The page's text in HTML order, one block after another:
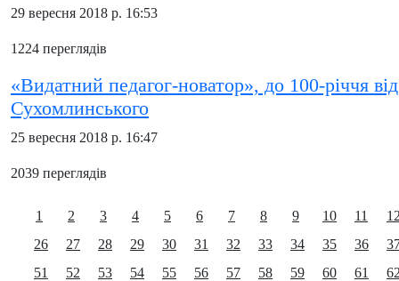
29 вересня 2018 р. 16:53
1224 переглядів
«Видатний педагог-новатор», до 100-річчя
Сухомлинського
25 вересня 2018 р. 16:47
2039 переглядів
1 2 3 4 5 6 7 8 9 10 11
26
27 28 29 30 31 32 33 34 35 36
51
52 53 54 55 56 57 58 59 60 61